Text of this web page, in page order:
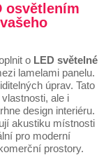
osvětlením
o LED světelné
lamelami panelu.
úprav. Tato
ale i
design interiéru.
akustiku místnosti
pro moderní
prostory.